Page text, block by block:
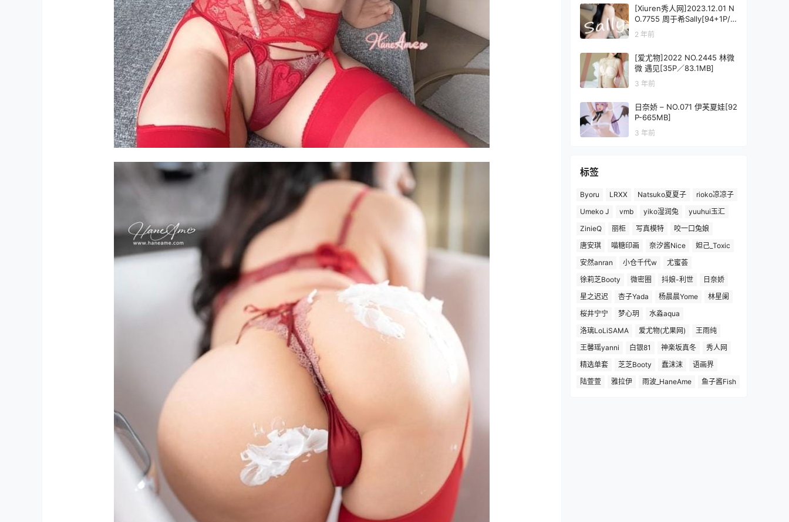
[Xiuren秀人网]2023.12.01 N
O.7755 周于希Sally[94+1P/8
93MB]
2 年前
[爱尤物]2022 NO.2445 林微
微 遇见[35P／83.1MB]
3 年前
日奈娇 – NO.071 伊芙夏娃[92
P-665MB]
3 年前
标签
Byoru LRXX Natsuko夏夏子
rioko凉凉子
Umeko J
vmb yiko湿润兔
yuuhui玉汇
ZinieQ
丽柜 写真模特
咬一口兔娘
唐安琪
喵糖印画 奈汐酱Nice
妲己_Toxic
安然anran
小仓千代w
尤蜜荟
徐莉芝Booty
微密圈 抖娘-利世
日奈娇
星之迟迟
杏子Yada 杨晨晨Yome
林星阑
桜井宁宁
梦心玥
水淼aqua
洛璃LoLiSAMA
爱尤物(尤果网)
王雨纯
王馨瑶yanni
白银81 神楽坂真冬
秀人网
精选单套
芝芝Booty 蠢沫沫
语画界
陆萱萱
雅拉伊 雨波_HaneAme 鱼子酱Fish